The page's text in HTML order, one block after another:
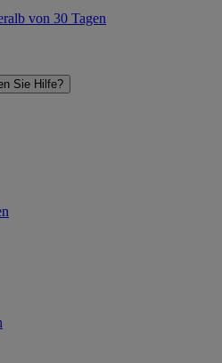
von 30 Tagen
Sie Hilfe?